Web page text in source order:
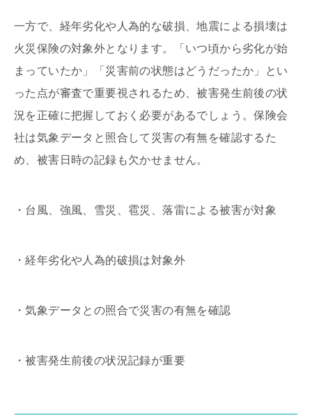
一方で、経年劣化や人為的な破損、地震による損壊は
火災保険の対象外となります。「いつ頃から劣化が始
まっていたか」「災害前の状態はどうだったか」とい
った点が審査で重要視されるため、被害発生前後の状
況を正確に把握しておく必要があるでしょう。保険会
社は気象データと照合して災害の有無を確認するた
め、被害日時の記録も欠かせません。
・台風、強風、雪災、雹災、落雷による被害が対象
・経年劣化や人為的破損は対象外
・気象データとの照合で災害の有無を確認
・被害発生前後の状況記録が重要